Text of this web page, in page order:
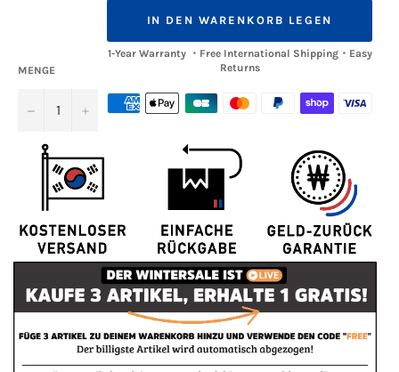
MENGE
− +
IN DEN WARENKORB LEGEN
1-Year Warranty ・Free International Shipping・Easy
Returns